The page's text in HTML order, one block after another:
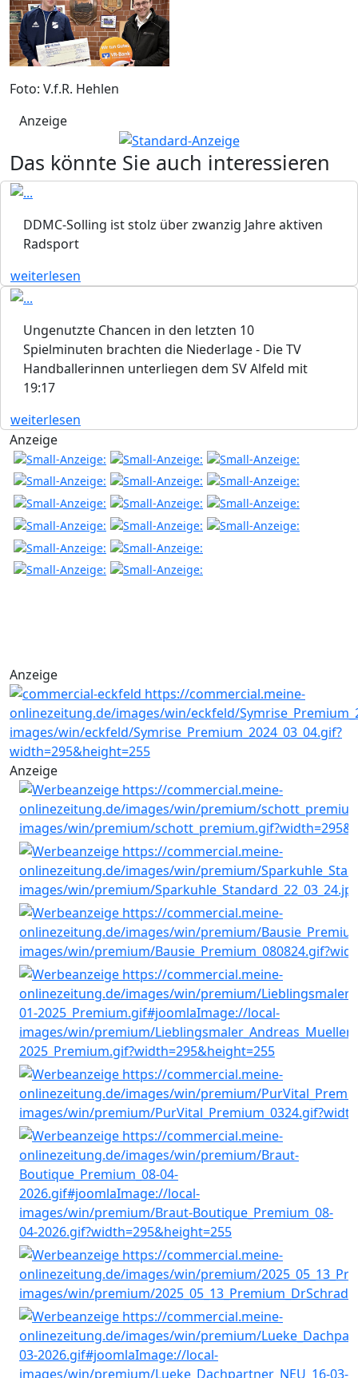
Foto: V.f.R. Hehlen
Anzeige
Das könnte Sie auch interessieren
DDMC-Solling ist stolz über zwanzig Jahre aktiven
Radsport
weiterlesen
Ungenutzte Chancen in den letzten 10
Spielminuten brachten die Niederlage - Die TV
Handballerinnen unterliegen dem SV Alfeld mit
19:17
weiterlesen
Anzeige
Anzeige
Anzeige